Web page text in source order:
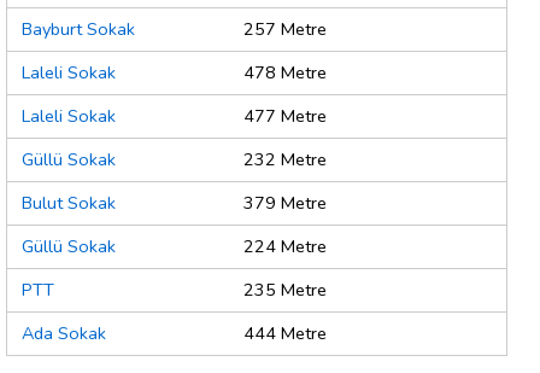
Bayburt Sokak
257 Metre
Laleli Sokak
478 Metre
Laleli Sokak
477 Metre
Güllü Sokak
232 Metre
Bulut Sokak
379 Metre
Güllü Sokak
224 Metre
PTT
235 Metre
Ada Sokak
444 Metre